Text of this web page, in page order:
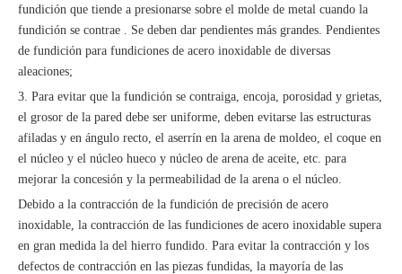
fundición que tiende a presionarse sobre el molde de metal cuando la
fundición se contrae . Se deben dar pendientes más grandes. Pendientes
de fundición para fundiciones de acero inoxidable de diversas
aleaciones;
3. Para evitar que la fundición se contraiga, encoja, porosidad y grietas,
el grosor de la pared debe ser uniforme, deben evitarse las estructuras
afiladas y en ángulo recto, el aserrín en la arena de moldeo, el coque en
el núcleo y el núcleo hueco y núcleo de arena de aceite, etc. para
mejorar la concesión y la permeabilidad de la arena o el núcleo.
Debido a la contracción de la fundición de precisión de acero
inoxidable, la contracción de las fundiciones de acero inoxidable supera
en gran medida la del hierro fundido. Para evitar la contracción y los
defectos de contracción en las piezas fundidas, la mayoría de las